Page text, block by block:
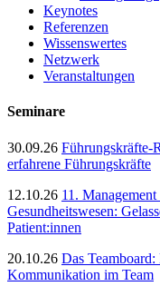
Keynotes
Referenzen
Wissenswertes
Netzwerk
Veranstaltungen
Seminare
30.09.26 Führungskräfte-
erfahrene Führungskräfte
12.10.26 11.
Gesundheitswesen:
Patient:innen
20.10.26 Das
Kommunikation im Team